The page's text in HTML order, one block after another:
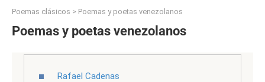
Poemas clásicos > Poemas y poetas venezolanos
Poemas y poetas venezolanos
Rafael Cadenas